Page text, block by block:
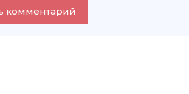
комментарий